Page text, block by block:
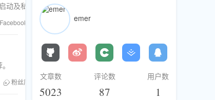
及私域沉淀全流程。
Facebook营销 粉丝库 刷评论
粉丝库服务 YouTube刷评论 刷粉刷赞 提升评论量
emer
文章数
5023
评论数
87
用户数
1